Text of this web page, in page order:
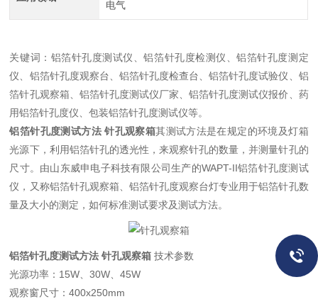
电气
关键词：铝箔针孔度测试仪、铝箔针孔度检测仪、铝箔针孔度测定
仪、铝箔针孔度观察台、铝箔针孔度检查台、铝箔针孔度试验仪、铝
箔针孔观察箱、铝箔针孔度测试仪厂家、铝箔针孔度测试仪报价、药
用铝箔针孔度仪、包装铝箔针孔度测试仪等。
铝箔针孔度测试方法 针孔观察箱其测试方法是在规定的环境及灯箱
光源下，利用铝箔针孔的透光性，来观察针孔的数量，并测量针孔的
尺寸。由山东威申电子科技有限公司生产的WAPT-II铝箔针孔度测试
仪，又称铝箔针孔观察箱、铝箔针孔度观察台灯专业用于铝箔针孔数
量及大小的测定，如何标准测试要求及测试方法。
铝箔针孔度测试方法 针孔观察箱 技术参数
光源功率：15W、30W、45W
观察窗尺寸：400x250mm